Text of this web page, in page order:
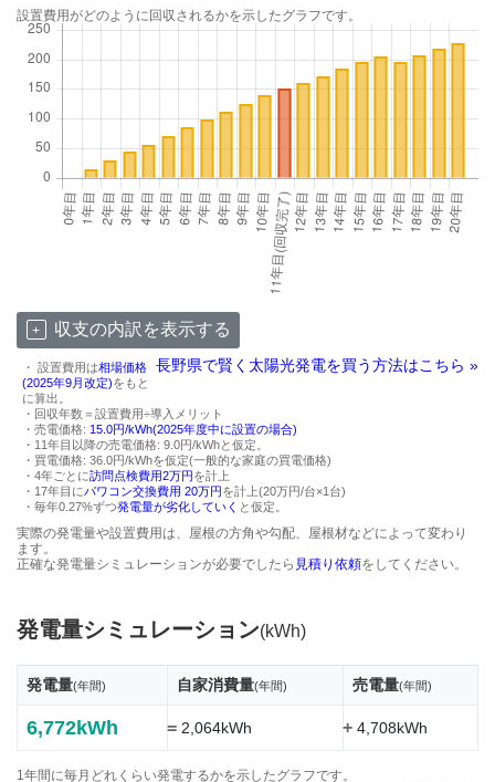
設置費用がどのように回収されるかを示したグラフです。
収支の内訳を表示する
長野県で賢く太陽光発電を買う方法はこちら »
・ 設置費用は相場価格
(2025年9月改定)をもと
に算出。
・回収年数＝設置費用÷導入メリット
・売電価格: 15.0円/kWh(2025年度中に設置の場合)
・11年目以降の売電価格: 9.0円/kWhと仮定。
・買電価格: 36.0円/kWhを仮定(一般的な家庭の買電価格)
・4年ごとに訪問点検費用2万円を計上
・17年目にパワコン交換費用 20万円を計上(20万円/台×1台)
・毎年0.27%ずつ発電量が劣化していく と仮定。
実際の発電量や設置費用は、屋根の方角や勾配、屋根材などによって変わり
ます。
正確な発電量シミュレーションが必要でしたら 見積り依頼をしてください。
発電量シミュレーション(kWh)
発電量(年間) 自家消費量(年間) 売電量(年間)
6,772kWh =2,064kWh +4,708kWh
1年間に毎月どれくらい発電するかを示したグラフです。